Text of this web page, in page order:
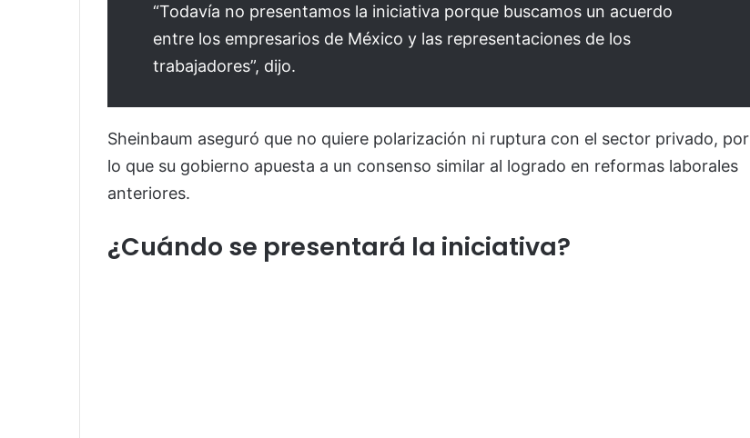
“Todavía no presentamos la iniciativa porque buscamos un acuerdo
entre los empresarios de México y las representaciones de los
trabajadores”, dijo.
Sheinbaum aseguró que no quiere polarización ni ruptura con el sector privado, por
lo que su gobierno apuesta a un consenso similar al logrado en reformas laborales
anteriores.
¿Cuándo se presentará la iniciativa?